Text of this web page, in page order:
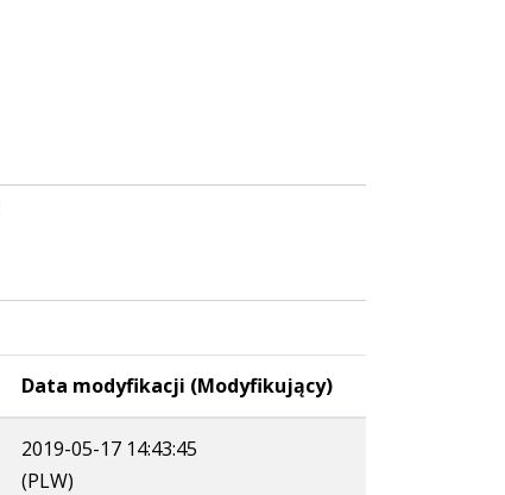
Data modyfikacji (Modyfikujący)
2019-05-17 14:43:45
(PLW)